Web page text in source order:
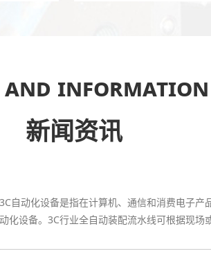
and information
新闻资讯
锂电池检测设备是确保锂电池安全性和质量的重